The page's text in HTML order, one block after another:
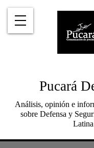
Pucará
Análisis, opinión e
sobre Defensa y
Latina